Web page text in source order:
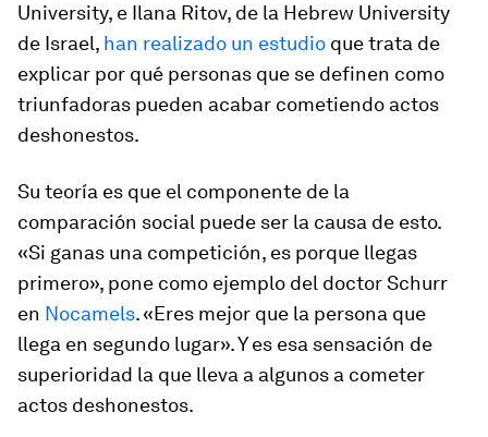
University, e Ilana Ritov, de la Hebrew University
de Israel, han realizado un estudio que trata de
explicar por qué personas que se definen como
triunfadoras pueden acabar cometiendo actos
deshonestos.
Su teoría es que el componente de la
comparación social puede ser la causa de esto.
«Si ganas una competición, es porque llegas
primero», pone como ejemplo del doctor Schurr
en Nocamels. «Eres mejor que la persona que
llega en segundo lugar». Y es esa sensación de
superioridad la que lleva a algunos a cometer
actos deshonestos.